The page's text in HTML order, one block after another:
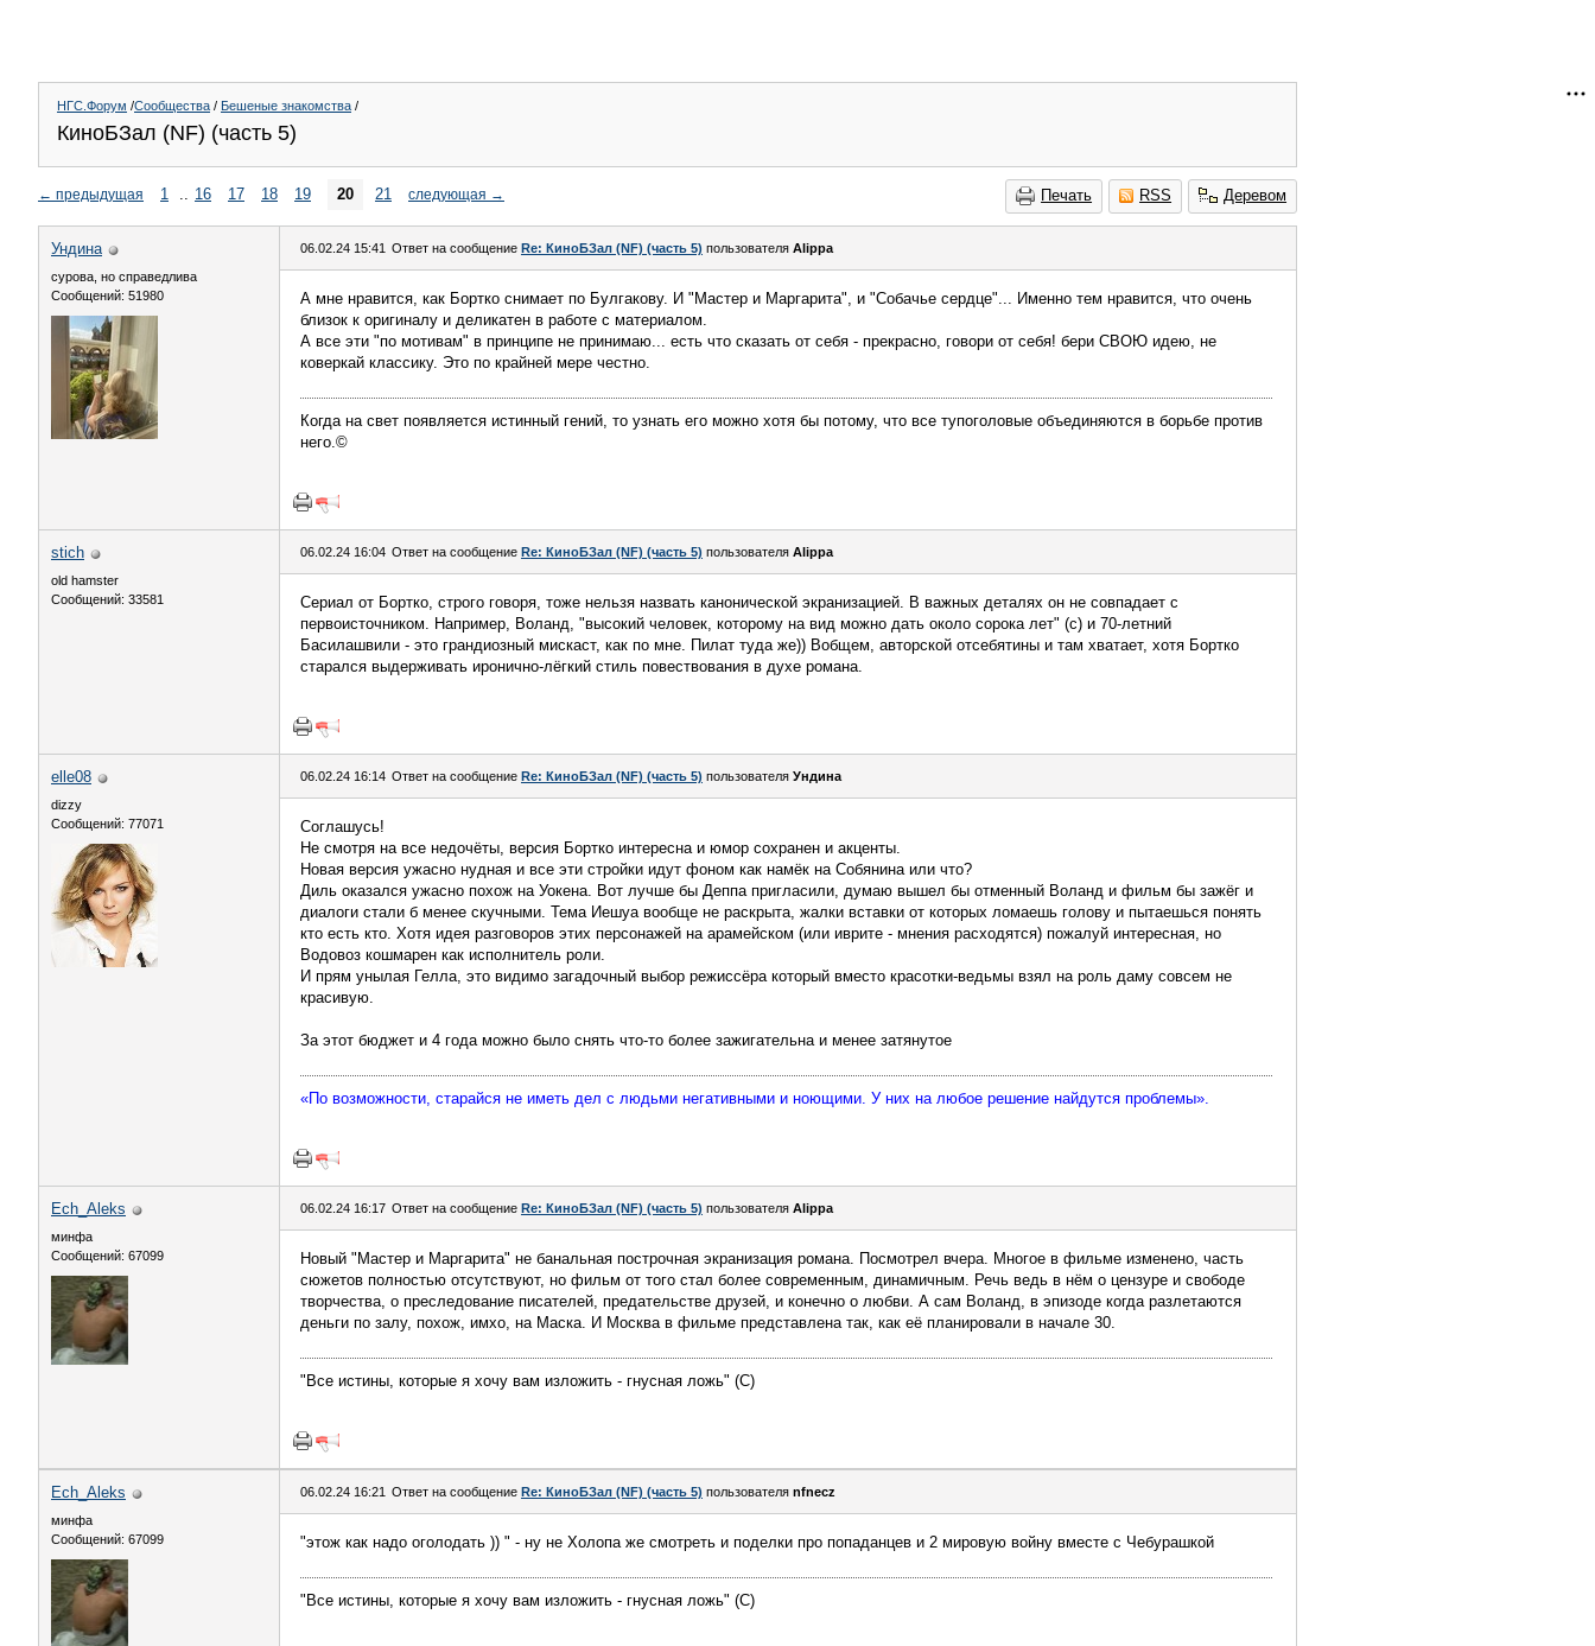
НГС.Форум /Сообщества / Бешеные знакомства /
КиноБЗал (NF) (часть 5)
Печать RSS Деревом
← предыдущая 1 .. 16 17 18 19 20 21 следующая →
Ундинa
сурова, но справедлива
Сообщений: 51980
06.02.24 15:41 Ответ на сообщение Re: КиноБЗал (NF) (часть 5) пользователя Alippa
А мне нравится, как Бортко снимает по Булгакову. И "Мастер и Маргарита", и "Собачье сердце"... Именно тем нравится, что очень
близок к оригиналу и деликатен в работе с материалом.
А все эти "по мотивам" в принципе не принимаю... есть что сказать от себя - прекрасно, говори от себя! бери СВОЮ идею, не
коверкай классику. Это по крайней мере честно.
Когда на свет появляется истинный гений, то узнать его можно хотя бы потому, что все тупоголовые объединяются в борьбе против
него.©
stich
old hamster
Сообщений: 33581
06.02.24 16:04 Ответ на сообщение Re: КиноБЗал (NF) (часть 5) пользователя Alippa
Сериал от Бортко, строго говоря, тоже нельзя назвать канонической экранизацией. В важных деталях он не совпадает с
первоисточником. Например, Воланд, "высокий человек, которому на вид можно дать около сорока лет" (с) и 70-летний
Басилашвили - это грандиозный мискаст, как по мне. Пилат туда же)) Вобщем, авторской отсебятины и там хватает, хотя Бортко
старался выдерживать иронично-лёгкий стиль повествования в духе романа.
elle08
dizzy
Сообщений: 77071
06.02.24 16:14 Ответ на сообщение Re: КиноБЗал (NF) (часть 5) пользователя Ундинa
Соглашусь!
Не смотря на все недочёты, версия Бортко интересна и юмор сохранен и акценты.
Новая версия ужасно нудная и все эти стройки идут фоном как намёк на Собянина или что?
Диль оказался ужасно похож на Уокена. Вот лучше бы Деппа пригласили, думаю вышел бы отменный Воланд и фильм бы зажёг и
диалоги стали б менее скучными. Тема Иешуа вообще не раскрыта, жалки вставки от которых ломаешь голову и пытаешься понять
кто есть кто. Хотя идея разговоров этих персонажей на арамейском (или иврите - мнения расходятся) пожалуй интересная, но
Водовоз кошмарен как исполнитель роли.
И прям унылая Гелла, это видимо загадочный выбор режиссёра который вместо красотки-ведьмы взял на роль даму совсем не
красивую.
За этот бюджет и 4 года можно было снять что-то более зажигательна и менее затянутое
«По возможности, старайся не иметь дел с людьми негативными и ноющими. У них на любое решение найдутся проблемы».
Ech_Aleks
минфа
Сообщений: 67099
06.02.24 16:17 Ответ на сообщение Re: КиноБЗал (NF) (часть 5) пользователя Alippa
Новый "Мастер и Маргарита" не банальная построчная экранизация романа. Посмотрел вчера. Многое в фильме изменено, часть
сюжетов полностью отсутствуют, но фильм от того стал более современным, динамичным. Речь ведь в нём о цензуре и свободе
творчества, о преследование писателей, предательстве друзей, и конечно о любви. А сам Воланд, в эпизоде когда разлетаются
деньги по залу, похож, имхо, на Маска. И Москва в фильме представлена так, как её планировали в начале 30.
"Все истины, которые я хочу вам изложить - гнусная ложь" (С)
Ech_Aleks
минфа
Сообщений: 67099
06.02.24 16:21 Ответ на сообщение Re: КиноБЗал (NF) (часть 5) пользователя nfnecz
"этож как надо оголодать )) " - ну не Холопа же смотреть и поделки про попаданцев и 2 мировую войну вместе с Чебурашкой
"Все истины, которые я хочу вам изложить - гнусная ложь" (С)